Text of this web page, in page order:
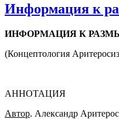
Информация к
ИНФОРМАЦИЯ К
(Концептология
АННОТАЦИЯ
Автор. Александр